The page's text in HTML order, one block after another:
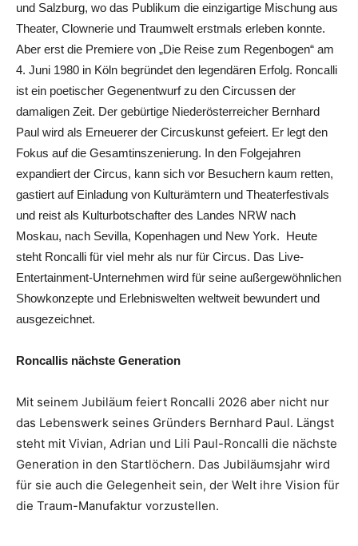
und Salzburg, wo das Publikum die einzigartige Mischung aus
Theater, Clownerie und Traumwelt erstmals erleben konnte.
Aber erst die Premiere von „Die Reise zum Regenbogen“ am
4. Juni 1980 in Köln begründet den legendären Erfolg. Roncalli
ist ein poetischer Gegenentwurf zu den Circussen der
damaligen Zeit. Der gebürtige Niederösterreicher Bernhard
Paul wird als Erneuerer der Circuskunst gefeiert. Er legt den
Fokus auf die Gesamtinszenierung. In den Folgejahren
expandiert der Circus, kann sich vor Besuchern kaum retten,
gastiert auf Einladung von Kulturämtern und Theaterfestivals
und reist als Kulturbotschafter des Landes NRW nach
Moskau, nach Sevilla, Kopenhagen und New York. Heute
steht Roncalli für viel mehr als nur für Circus. Das Live-
Entertainment-Unternehmen wird für seine außergewöhnlichen
Showkonzepte und Erlebniswelten weltweit bewundert und
ausgezeichnet.
Roncallis nächste Generation
Mit seinem Jubiläum feiert Roncalli 2026 aber nicht nur
das Lebenswerk seines Gründers Bernhard Paul. Längst
steht mit Vivian, Adrian und Lili Paul-Roncalli die nächste
Generation in den Startlöchern. Das Jubiläumsjahr wird
für sie auch die Gelegenheit sein, der Welt ihre Vision für
die Traum-Manufaktur vorzustellen.